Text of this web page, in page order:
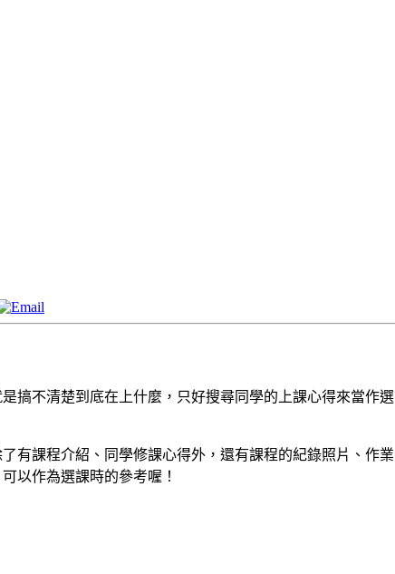
搞不清楚到底在上什麼，只好搜尋同學的上課心得來當作選
有課程介紹、同學修課心得外，還有課程的紀錄照片、作業
以作為選課時的參考喔！